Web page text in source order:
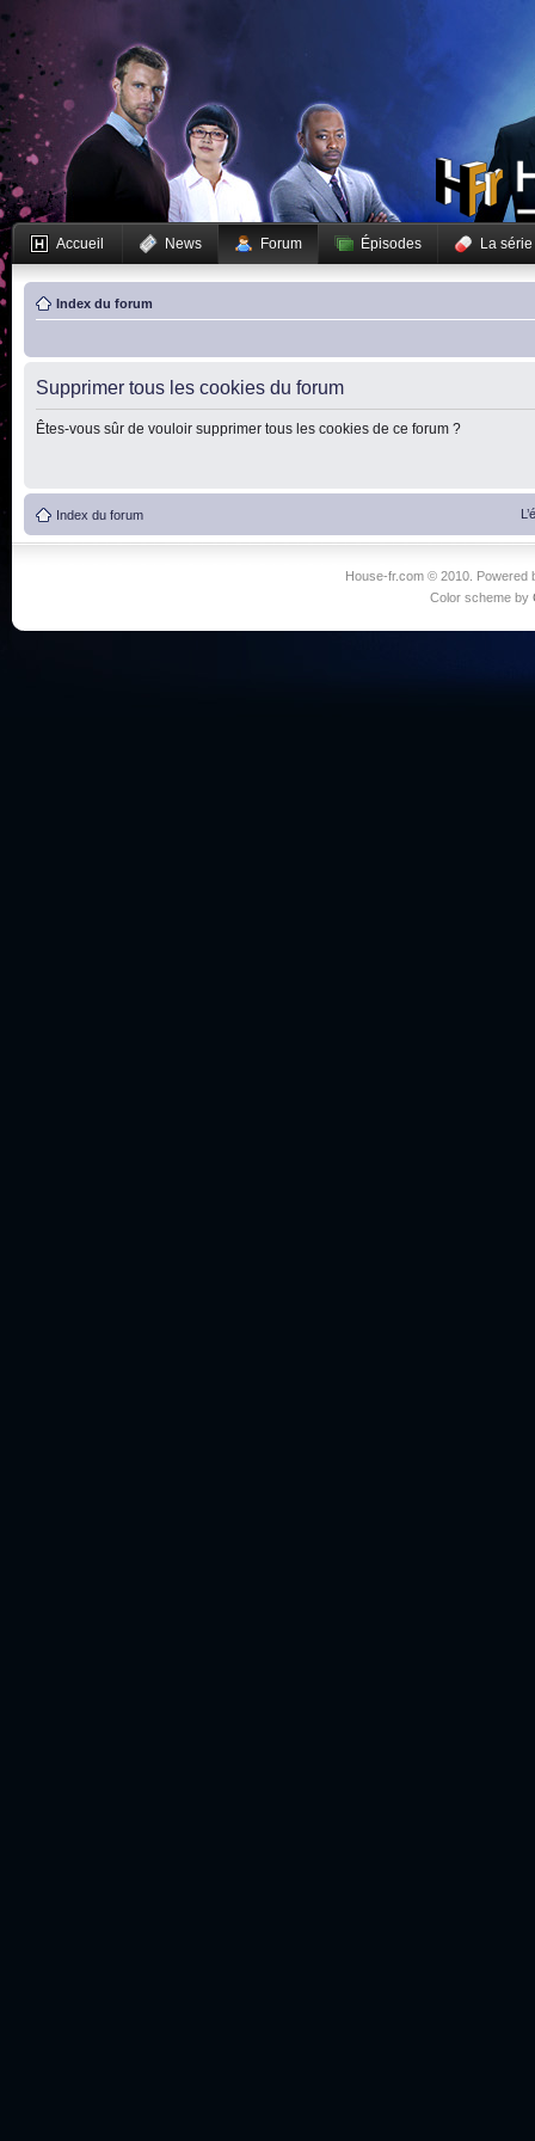
Accueil News Forum Épisodes La série
Index du forum
Supprimer tous les cookies du forum
Êtes-vous sûr de vouloir supprimer tous les cookies de ce forum ?
Index du forum
House-fr.com © 2010. Powered
Color scheme by